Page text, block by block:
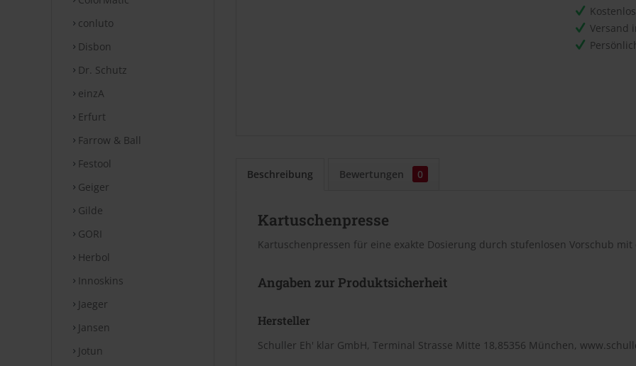
conluto
Disbon
Dr. Schutz
einzA
Erfurt
Farrow & Ball
Festool
Geiger
Gilde
GORI
Herbol
Innoskins
Jaeger
Jansen
Jotun
Versand
Beschreibung Bewertungen 0
Kartuschenpresse
Kartuschenpressen für eine exakte Dosierung durch stufenlosen Vorschub
Angaben zur Produktsicherheit
Hersteller
Schuller Eh' klar GmbH, Terminal Strasse Mitte 18,85356 München,